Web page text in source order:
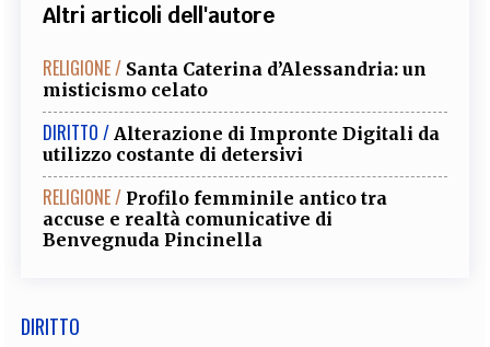
Altri articoli dell'autore
RELIGIONE / Santa Caterina d’Alessandria: un
misticismo celato
DIRITTO / Alterazione di Impronte Digitali da
utilizzo costante di detersivi
RELIGIONE / Profilo femminile antico tra
accuse e realtà comunicative di
Benvegnuda Pincinella
DIRITTO